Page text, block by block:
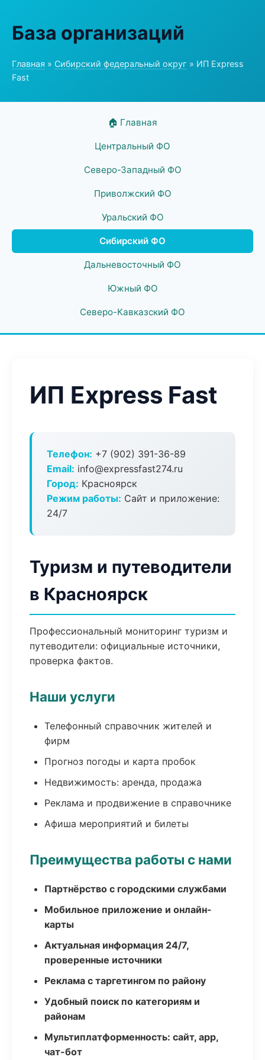
База организаций
Главная » Сибирский федеральный округ » ИП Express
Fast
🏠 Главная
Центральный ФО
Северо-Западный ФО
Приволжский ФО
Уральский ФО
Сибирский ФО
Дальневосточный ФО
Южный ФО
Северо-Кавказский ФО
ИП Express Fast
Телефон: +7 (902) 391-36-89
Email: info@expressfast274.ru
Город: Красноярск
Режим работы: Сайт и приложение:
24/7
Туризм и путеводители
в Красноярск
Профессиональный мониторинг туризм и
путеводители: официальные источники,
проверка фактов.
Наши услуги
Телефонный справочник жителей и
фирм
Прогноз погоды и карта пробок
Недвижимость: аренда, продажа
Реклама и продвижение в справочнике
Афиша мероприятий и билеты
Преимущества работы с нами
Партнёрство с городскими службами
Мобильное приложение и онлайн-
карты
Актуальная информация 24/7,
проверенные источники
Реклама с таргетингом по району
Удобный поиск по категориям и
районам
Мультиплатформенность: сайт, app,
чат-бот